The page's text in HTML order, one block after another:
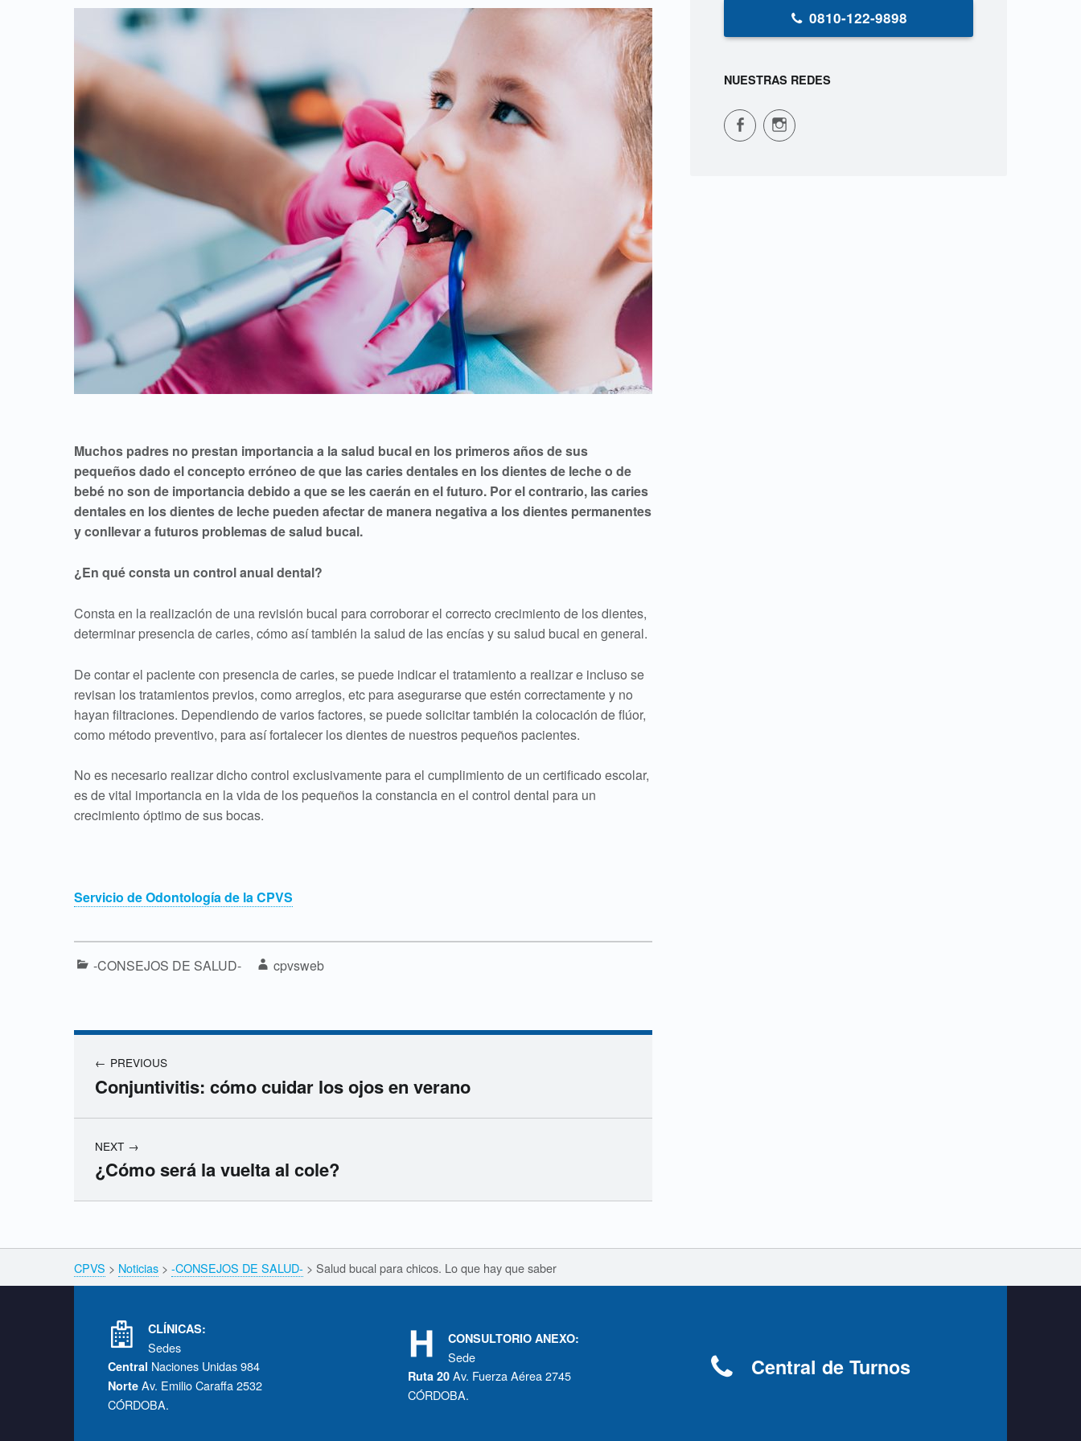
Muchos padres no prestan importancia a la salud bucal en los primeros años de sus
pequeños dado el concepto erróneo de que las caries dentales en los dientes de leche o de
bebé no son de importancia debido a que se les caerán en el futuro. Por el contrario, las caries
dentales en los dientes de leche pueden afectar de manera negativa a los dientes permanentes
y conllevar a futuros problemas de salud bucal.
¿En qué consta un control anual dental?
Consta en la realización de una revisión bucal para corroborar el correcto crecimiento de los dientes,
determinar presencia de caries, cómo así también la salud de las encías y su salud bucal en general.
De contar el paciente con presencia de caries, se puede indicar el tratamiento a realizar e incluso se
revisan los tratamientos previos, como arreglos, etc para asegurarse que estén correctamente y no
hayan filtraciones. Dependiendo de varios factores, se puede solicitar también la colocación de flúor,
como método preventivo, para así fortalecer los dientes de nuestros pequeños pacientes.
No es necesario realizar dicho control exclusivamente para el cumplimiento de un certificado escolar,
es de vital importancia en la vida de los pequeños la constancia en el control dental para un
crecimiento óptimo de sus bocas.
Servicio de Odontología de la CPVS
Categorized in:
-CONSEJOS DE SALUD- cpvsweb
PREVIOUS
Conjuntivitis: cómo cuidar los ojos en verano
NEXT
¿Cómo será la vuelta al cole?
0810-122-9898
NUESTRAS REDES
CPVS en Facebook CPVS en Instagram
Breadcrumbs navigation
CPVS > Noticias > -CONSEJOS DE SALUD- > Salud bucal para chicos. Lo que hay que saber
CLÍNICAS:
Sedes
Central Naciones Unidas 984
Norte Av. Emilio Caraffa 2532
CÓRDOBA.
CONSULTORIO ANEXO:
Sede
Ruta 20Av. Fuerza Aérea 2745
CÓRDOBA.
Central de Turnos